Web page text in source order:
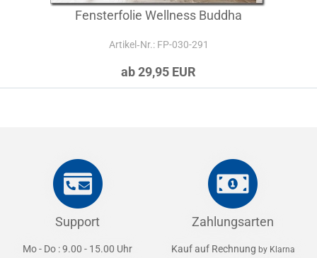
Fensterfolie Wellness Buddha
Artikel‑Nr.: FP-030-291
ab 29,95 EUR
Support
Mo - Do : 9.00 - 15.00 Uhr
Zahlungsarten
Kauf auf Rechnung by Klarna